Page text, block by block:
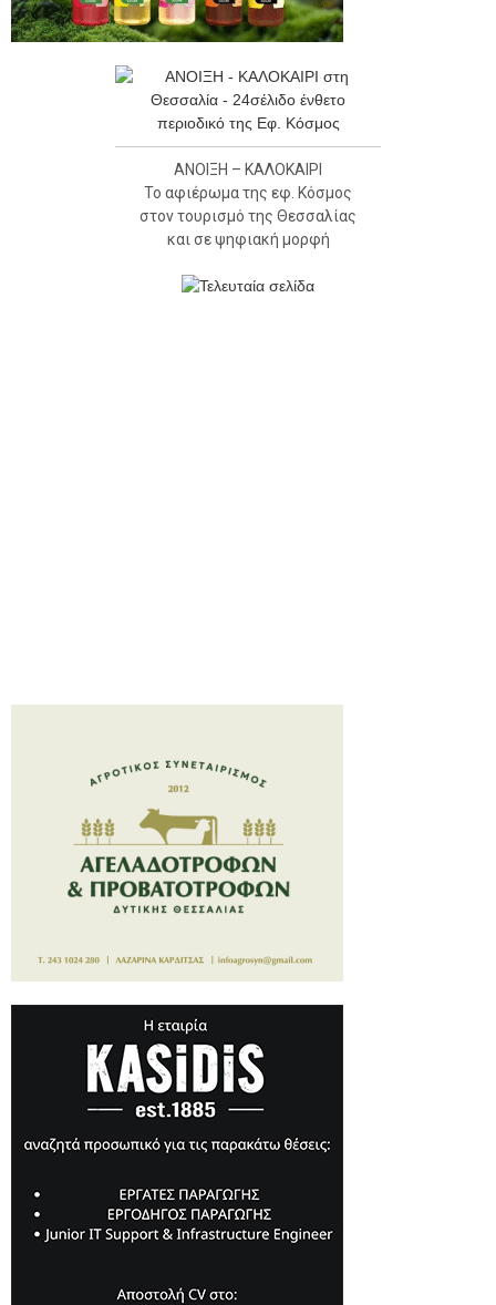
ΑΝΟΙΞΗ – ΚΑΛΟΚΑΙΡΙ
Το αφιέρωμα της εφ. Κόσμος
στον τουρισμό της Θεσσαλίας
και σε ψηφιακή μορφή